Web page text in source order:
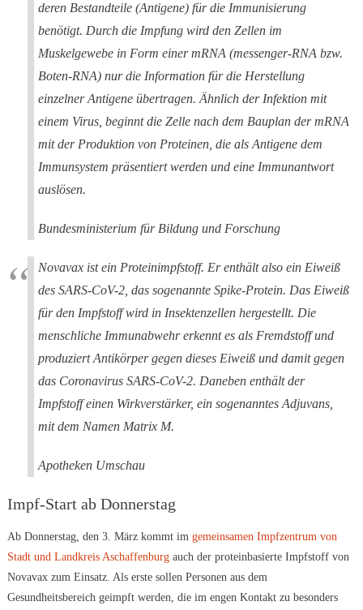
deren Bestandteile (Antigene) für die Immunisierung
benötigt. Durch die Impfung wird den Zellen im
Muskelgewebe in Form einer mRNA (messenger-RNA bzw.
Boten-RNA) nur die Information für die Herstellung
einzelner Antigene übertragen. Ähnlich der Infektion mit
einem Virus, beginnt die Zelle nach dem Bauplan der mRNA
mit der Produktion von Proteinen, die als Antigene dem
Immunsystem präsentiert werden und eine Immunantwort
auslösen.
Bundesministerium für Bildung und Forschung
Novavax ist ein Proteinimpfstoff. Er enthält also ein Eiweiß
des SARS-CoV-2, das sogenannte Spike-Protein. Das Eiweiß
für den Impfstoff wird in Insektenzellen hergestellt. Die
menschliche Immunabwehr erkennt es als Fremdstoff und
produziert Antikörper gegen dieses Eiweiß und damit gegen
das Coronavirus SARS-CoV-2. Daneben enthält der
Impfstoff einen Wirkverstärker, ein sogenanntes Adjuvans,
mit dem Namen Matrix M.
Apotheken Umschau
Impf-Start ab Donnerstag
Ab Donnerstag, den 3. März kommt im gemeinsamen Impfzentrum von
Stadt und Landkreis Aschaffenburgauch der proteinbasierte Impfstoff von
Novavax zum Einsatz. Als erste sollen Personen aus dem
Gesundheitsbereich geimpft werden, die im engen Kontakt zu besonders